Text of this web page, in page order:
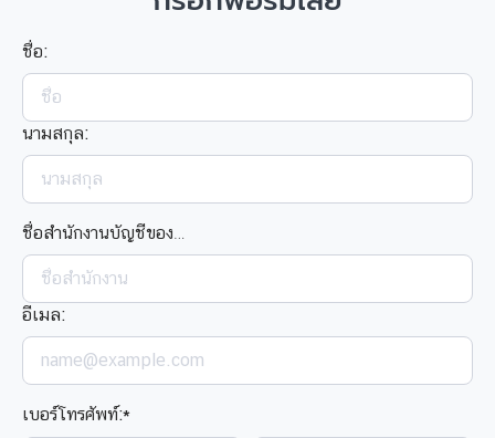
ชื่อ:
นามสกุล:
ชื่อสำนักงานบัญชีของคุณ:
อีเมล:
เบอร์โทรศัพท์:*